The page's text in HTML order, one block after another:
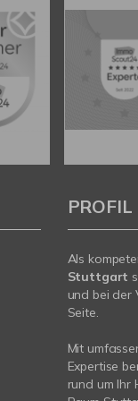
PROFIL
Als
Stuttgart
und bei der
Seite.
Mit
Expertise
rund um Ihr